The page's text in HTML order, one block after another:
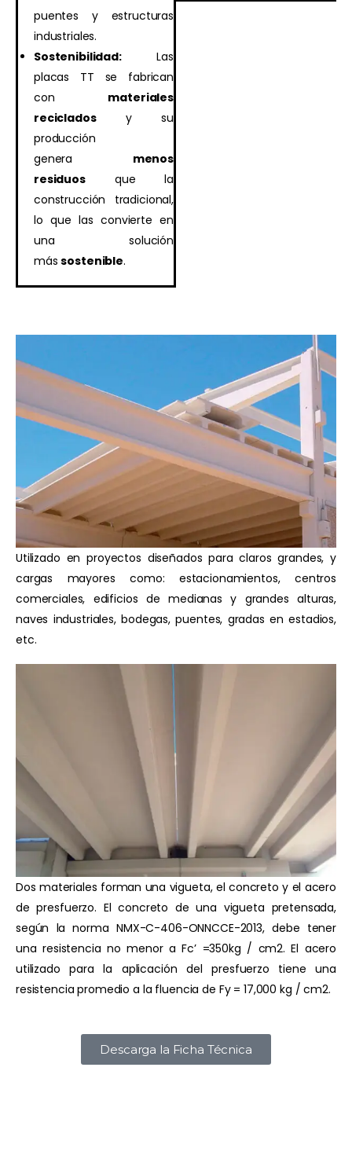
puentes y estructuras
industriales.
Sostenibilidad:Las
placas TT se fabrican
con materiales
recicladosy su
producción
genera menos
residuosque la
construcción tradicional,
lo que las convierte en
una solución
mássostenible.
Utilizado en proyectos diseñados para claros grandes, y
cargas mayores como: estacionamientos, centros
comerciales, edificios de medianas y grandes alturas,
naves industriales, bodegas, puentes, gradas en estadios,
etc.
Dos materiales forman una vigueta, el concreto y el acero
de presfuerzo. El concreto de una vigueta pretensada,
según la norma NMX-C-406-ONNCCE-2013, debe tener
una resistencia no menor a Fc’ =350kg / cm2. El acero
utilizado para la aplicación del presfuerzo tiene una
resistencia promedio a la fluencia de Fy = 17,000 kg / cm2.
Descarga la Ficha Técnica